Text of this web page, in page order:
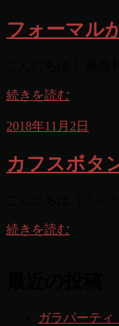
フォーマル
続きを読む
2018年11月2日
カフスボタ
続きを読む
ガラパーティ